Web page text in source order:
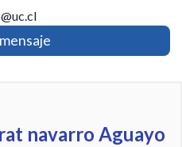
navarro Aguayo